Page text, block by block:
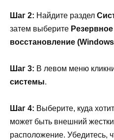
Шаг 2: Найдите раздел
затем выберите
восстановление
Шаг 3: В левом меню
системы.
Шаг 4: Выберите, куда
может быть внешний
расположение. Убедитесь,